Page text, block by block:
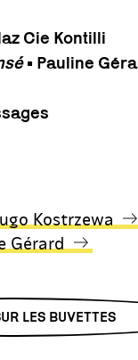
Cie Kontilli
• Pauline
Kostrzewa
Gérard
LES BUVETTES